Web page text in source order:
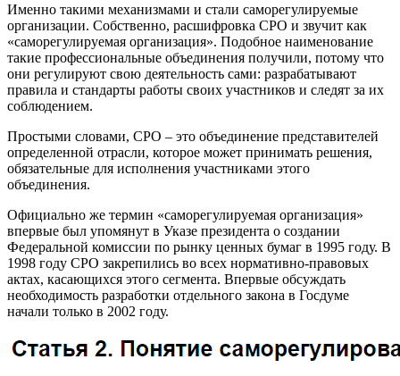
Именно такими механизмами и стали саморегулируемые
организации. Собственно, расшифровка СРО и звучит как
«саморегулируемая организация». Подобное наименование
такие профессиональные объединения получили, потому что
они регулируют свою деятельность сами: разрабатывают
правила и стандарты работы своих участников и следят за их
соблюдением.
Простыми словами, СРО – это объединение представителей
определенной отрасли, которое может принимать решения,
обязательные для исполнения участниками этого
объединения.
Официально же термин «саморегулируемая организация»
впервые был упомянут в Указе президента о создании
Федеральной комиссии по рынку ценных бумаг в 1995 году. В
1998 году СРО закрепились во всех нормативно-правовых
актах, касающихся этого сегмента. Впервые обсуждать
необходимость разработки отдельного закона в Госдуме
начали только в 2002 году.